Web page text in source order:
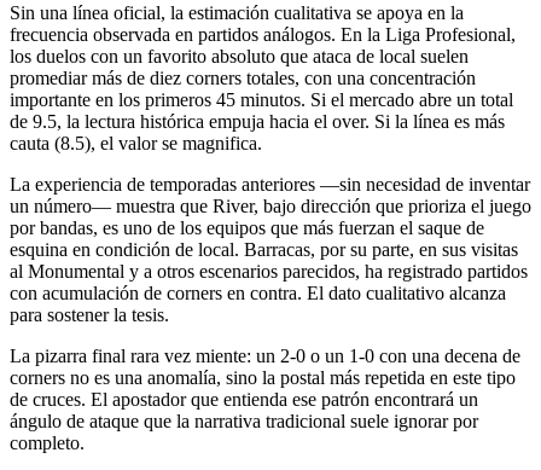
Sin una línea oficial, la estimación cualitativa se apoya en la
frecuencia observada en partidos análogos. En la Liga Profesional,
los duelos con un favorito absoluto que ataca de local suelen
promediar más de diez corners totales, con una concentración
importante en los primeros 45 minutos. Si el mercado abre un total
de 9.5, la lectura histórica empuja hacia el over. Si la línea es más
cauta (8.5), el valor se magnifica.
La experiencia de temporadas anteriores —sin necesidad de inventar
un número— muestra que River, bajo dirección que prioriza el juego
por bandas, es uno de los equipos que más fuerzan el saque de
esquina en condición de local. Barracas, por su parte, en sus visitas
al Monumental y a otros escenarios parecidos, ha registrado partidos
con acumulación de corners en contra. El dato cualitativo alcanza
para sostener la tesis.
La pizarra final rara vez miente: un 2-0 o un 1-0 con una decena de
corners no es una anomalía, sino la postal más repetida en este tipo
de cruces. El apostador que entienda ese patrón encontrará un
ángulo de ataque que la narrativa tradicional suele ignorar por
completo.